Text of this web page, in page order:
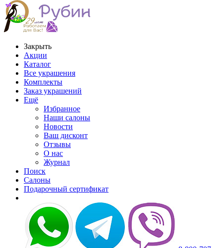
Закрыть
Акции
Каталог
Все украшения
Комплекты
Заказ украшений
Ещё
Избранное
Наши салоны
Новости
Ваш дисконт
Отзывы
О нас
Журнал
Поиск
Салоны
Подарочный сертификат